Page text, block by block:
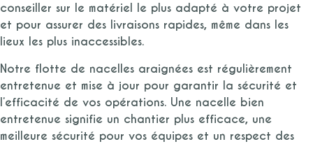
conseiller sur le matériel le plus adapté à votre projet
et pour assurer des livraisons rapides, même dans les
lieux les plus inaccessibles.
Notre flotte de nacelles araignées est régulièrement
entretenue et mise à jour pour garantir la sécurité et
l’efficacité de vos opérations. Une nacelle bien
entretenue signifie un chantier plus efficace, une
meilleure sécurité pour vos équipes et un respect des